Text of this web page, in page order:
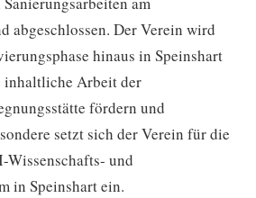
abgeschlossen. Der Verein wird
hinaus in Speinshart
inhaltliche Arbeit der
fördern und
setzt sich der Verein für die
und
in Speinshart ein.